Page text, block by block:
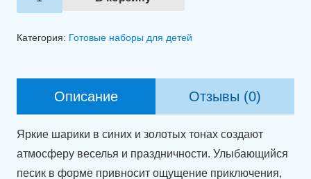
товара
Категория: Готовые наборы для детей
Описание Отзывы (0)
Яркие шарики в синих и золотых тонах создают
атмосферу веселья и праздничности. Улыбающийся
песик в форме привносит ощущение приключения,